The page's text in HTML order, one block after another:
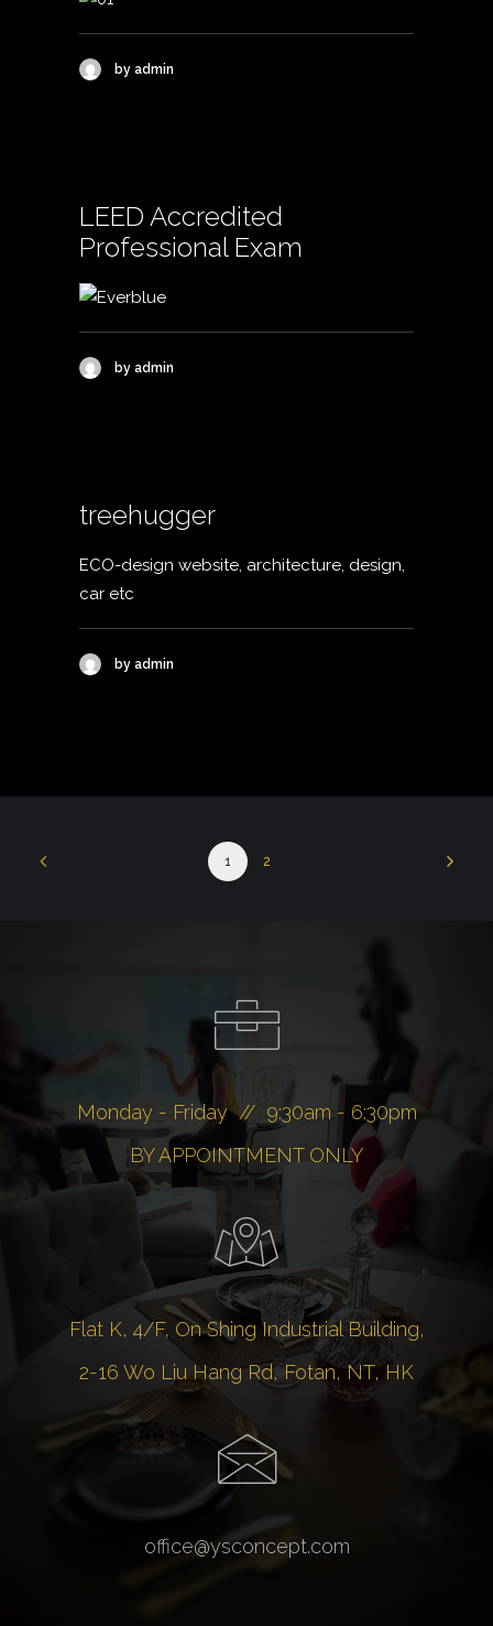
by admin
LEED Accredited
Professional Exam
by admin
treehugger
ECO-design website, architecture, design,
car etc
by admin
1 2
Monday - Friday // 9:30am - 6:30pm
BY APPOINTMENT ONLY
Flat K, 4/F, On Shing Industrial Building,
2-16 Wo Liu Hang Rd, Fotan, NT, HK
office@ysconcept.com